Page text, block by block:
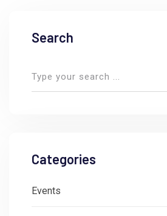
Search
Categories
Events